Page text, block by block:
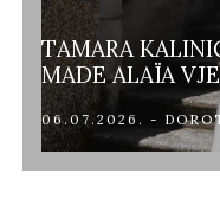
TAMARA
MADE ALAÏA
06.07.2026. -